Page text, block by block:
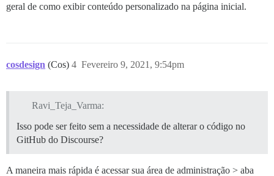
geral de como exibir conteúdo personalizado na página inicial.
cosdesign (Cos) Fevereiro 9, 2021, 9:54pm
4
Ravi_Teja_Varma:
Isso pode ser feito sem a necessidade de alterar o código no
GitHub do Discourse?
A maneira mais rápida é acessar sua área de administração > aba